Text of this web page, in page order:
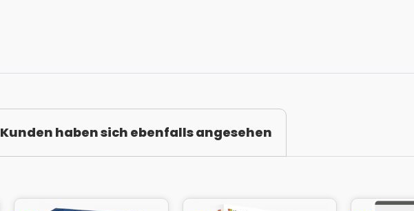
Kunden haben sich ebenfalls angesehen